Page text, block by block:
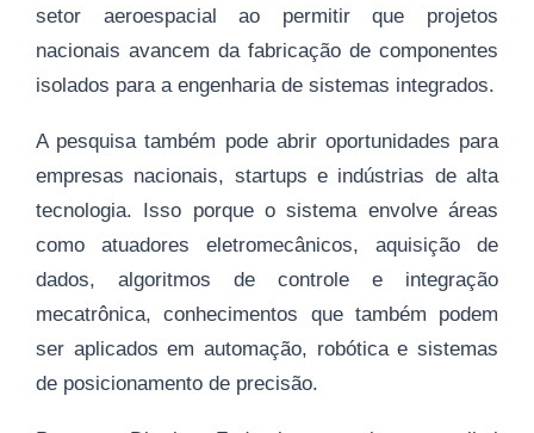
setor aeroespacial ao permitir que projetos
nacionais avancem da fabricação de componentes
isolados para a engenharia de sistemas integrados.
A pesquisa também pode abrir oportunidades para
empresas nacionais, startups e indústrias de alta
tecnologia. Isso porque o sistema envolve áreas
como atuadores eletromecânicos, aquisição de
dados, algoritmos de controle e integração
mecatrônica, conhecimentos que também podem
ser aplicados em automação, robótica e sistemas
de posicionamento de precisão.